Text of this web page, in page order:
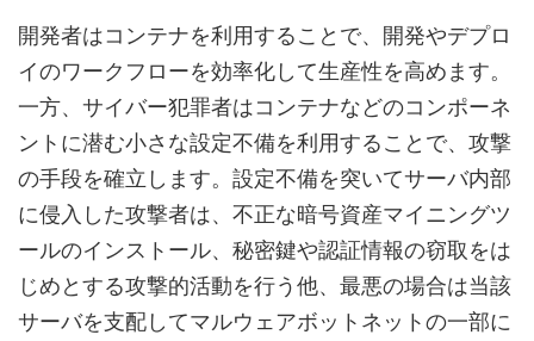
開発者はコンテナを利用することで、開発やデプロ
イのワークフローを効率化して生産性を高めます。
一方、サイバー犯罪者はコンテナなどのコンポーネ
ントに潜む小さな設定不備を利用することで、攻撃
の手段を確立します。設定不備を突いてサーバ内部
に侵入した攻撃者は、不正な暗号資産マイニングツ
ールのインストール、秘密鍵や認証情報の窃取をは
じめとする攻撃的活動を行う他、最悪の場合は当該
サーバを支配してマルウェアボットネットの一部に